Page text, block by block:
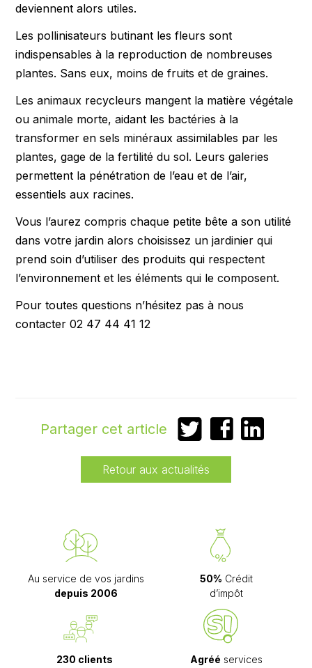
deviennent alors utiles.
Les pollinisateurs butinant les fleurs sont
indispensables à la reproduction de nombreuses
plantes. Sans eux, moins de fruits et de graines.
Les animaux recycleurs mangent la matière végétale
ou animale morte, aidant les bactéries à la
transformer en sels minéraux assimilables par les
plantes, gage de la fertilité du sol. Leurs galeries
permettent la pénétration de l’eau et de l’air,
essentiels aux racines.
Vous l’aurez compris chaque petite bête a son utilité
dans votre jardin alors choisissez un jardinier qui
prend soin d’utiliser des produits qui respectent
l’environnement et les éléments qui le composent.
Pour toutes questions n’hésitez pas à nous
contacter 02 47 44 41 12
Partager cet article
Partager
sur
Twitter
Partager
sur
Facebook
Partager
sur
Retour aux actualités
Au service de vos jardins
depuis 2006
50% Crédit
d’impôt
230 clients
Agréé services